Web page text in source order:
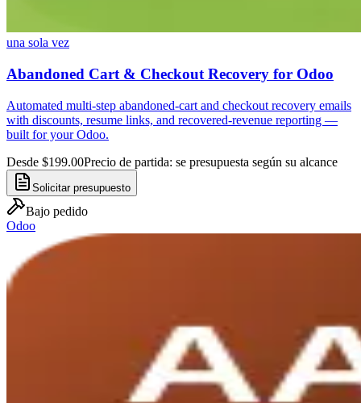
una sola vez
Abandoned Cart & Checkout Recovery for Odoo
Automated multi-step abandoned-cart and checkout recovery emails
with discounts, resume links, and recovered-revenue reporting —
built for your Odoo.
Desde $199.00Precio de partida: se presupuesta según su alcance
Solicitar presupuesto
Bajo pedido
Odoo